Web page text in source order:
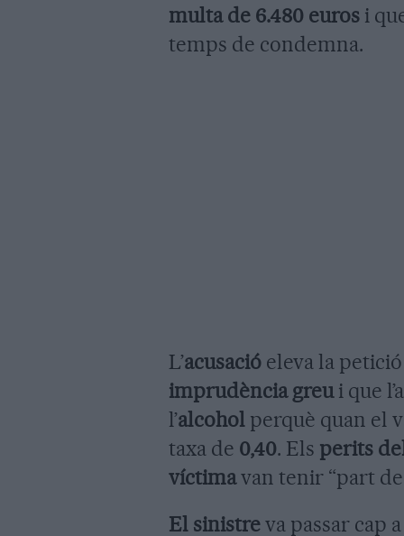
multa de 6.480 euros i
temps de condemna.
L’acusació eleva la
imprudència greui que
l’alcohol perquè quan el
taxa de 0,40. Els perits
víctimavan tenir “part de
El sinistreva passar cap